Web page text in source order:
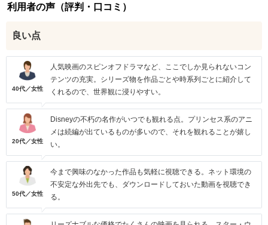
利用者の声（評判・口コミ）
良い点
40代／女性
人気映画のスピンオフドラマなど、ここでしか見られないコン
テンツの充実。シリーズ物を作品ごとや時系列ごとに紹介して
くれるので、世界観に浸りやすい。
20代／女性
Disneyの不朽の名作がいつでも観れる点。プリンセス系のアニ
メは続編が出ているものが多いので、それを観れることが嬉し
い。
50代／女性
今まで興味のなかった作品も気軽に視聴できる。ネット環境の
不安定な外出先でも、ダウンロードしておいた動画を視聴でき
る。